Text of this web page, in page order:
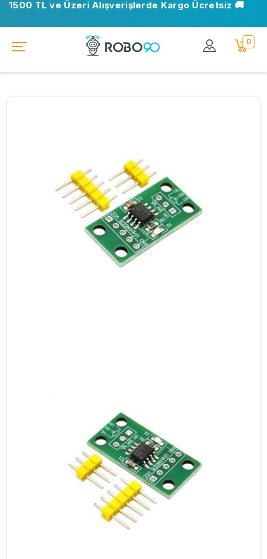
1500 TL ve Üzeri Alışverişlerde Kargo Ücretsiz 🚚
0